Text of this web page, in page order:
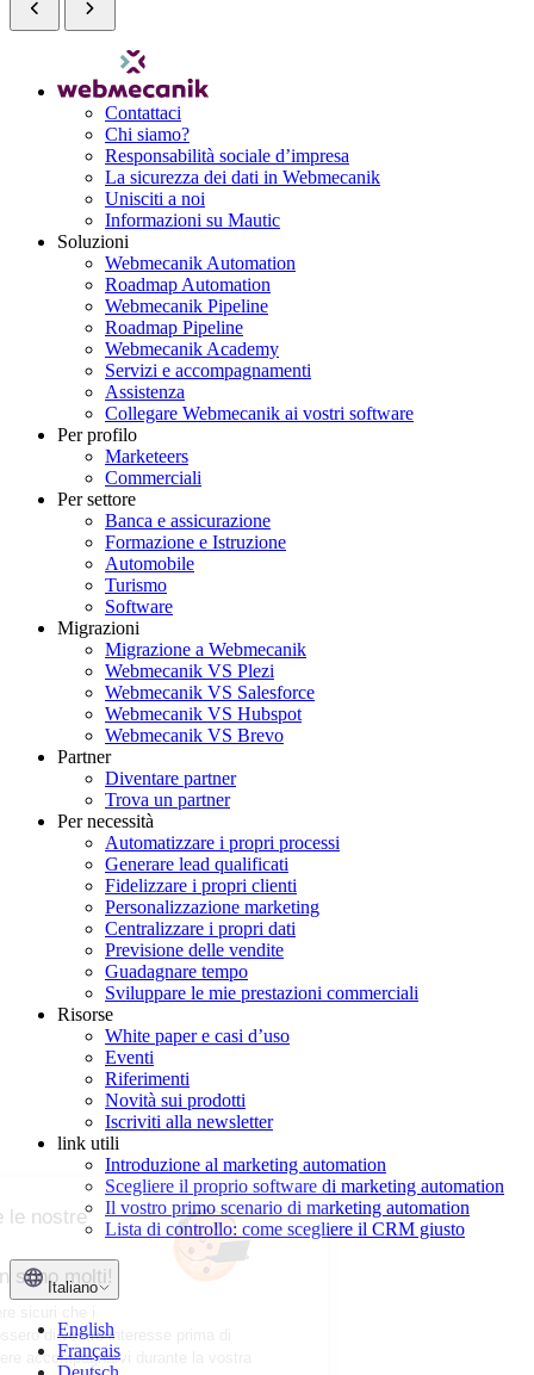
Desiderate accettare le nostre
Cookie?
Sono simpatici, e non sono molti!
contenuti del nostro sito fossero di vostro interesse prima di
disturbarvi; ci farebbe piacere accompagnarvi durante la vostra
Contattaci
Chi siamo?
Responsabilità sociale d’impresa
La sicurezza dei dati in Webmecanik
Unisciti a noi
Informazioni su Mautic
Soluzioni
Webmecanik Automation
Roadmap Automation
Webmecanik Pipeline
Roadmap Pipeline
Webmecanik Academy
Servizi e accompagnamenti
Assistenza
Collegare Webmecanik ai vostri software
Per profilo
Marketeers
Commerciali
Per settore
Banca e assicurazione
Formazione e Istruzione
Automobile
Turismo
Software
Migrazioni
Migrazione a Webmecanik
Webmecanik VS Plezi
Webmecanik VS Salesforce
Webmecanik VS Hubspot
Webmecanik VS Brevo
Partner
Diventare partner
Trova un partner
Per necessità
Automatizzare i propri processi
Generare lead qualificati
Fidelizzare i propri clienti
Personalizzazione marketing
Centralizzare i propri dati
Previsione delle vendite
Guadagnare tempo
Sviluppare le mie prestazioni commerciali
Risorse
White paper e casi d’uso
Eventi
Riferimenti
Novità sui prodotti
Iscriviti alla newsletter
link utili
Introduzione al marketing automation
Scegliere il proprio software di marketing automation
Il vostro primo scenario di marketing automation
Lista di controllo: come scegliere il CRM giusto
Italiano
English
Français